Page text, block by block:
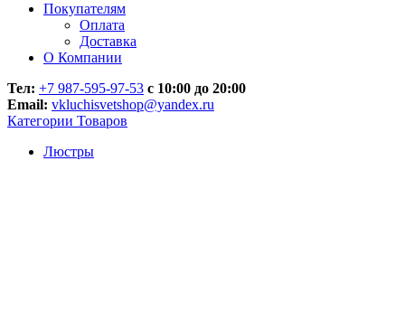
Покупателям
Оплата
Доставка
О Компании
Тел: +7 987-595-97-53 с 10:00 до 20:00
Email: vkluchisvetshop@yandex.ru
Категории Товаров
Люстры